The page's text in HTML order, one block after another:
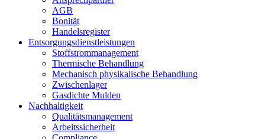
AGB
Bonität
Handelsregister
Entsorgungsdienstleistungen
Stoffstrommanagement
Thermische Behandlung
Mechanisch physikalische Behandlung
Zwischenlager
Gasdichte Mulden
Nachhaltigkeit
Qualitätsmanagement
Arbeitssicherheit